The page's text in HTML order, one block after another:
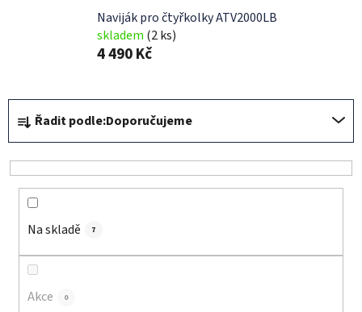
Naviják pro čtyřkolky ATV2000LB
skladem (2 ks)
4 490 Kč
Ř
a
z
e
Řadit podle:Doporučujeme
Na skladě 7
Akce 0